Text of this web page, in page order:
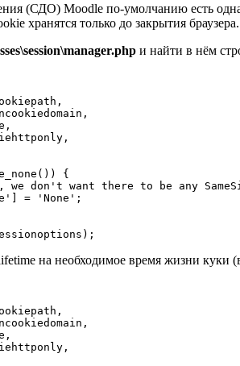
(СДО) Moodle по-умолчанию есть
хранятся только до закрытия
и найти в нём
,
,
,
,
( ) )
{
don't want there to be any
= 'None' ;
) ;
на необходимое время жизни куки
,
,
,
,